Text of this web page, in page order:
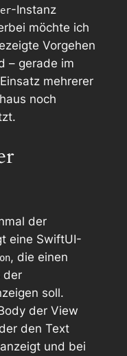
-Instanz
möchte ich
Vorgehen
– gerade im
mehrerer
noch
der
eine SwiftUI-
, die einen
der
soll.
der View
den Text
und bei